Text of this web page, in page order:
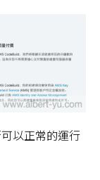
以正常的運行